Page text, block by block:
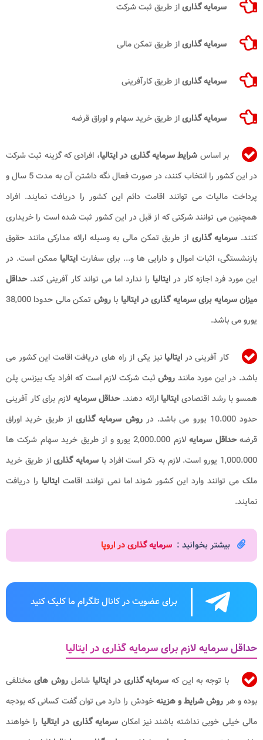
سرمایه گذاریاز طریق ثبت شرکت
سرمایه گذاریاز طریق تمکن مالی
سرمایه گذاریاز طریق کارآفرینی
سرمایه گذاریاز طریق خرید سهام و اوراق قرضه
بر اساس شرایط سرمایه گذاری در ایتالیا، افرادی که گزینه ثبت شرکت
در این کشور را انتخاب کنند، در صورت فعال نگه داشتن آن به مدت 5 سال و
پرداخت مالیات می توانند اقامت دائم این کشور را دریافت نمایند. افراد
همچنین می توانند شرکتی که از قبل در این کشور ثبت شده است را خریداری
کنند. سرمایه گذاری از طریق تمکن مالی به وسیله ارائه مدارکی مانند حقوق
بازنشستگی، اثبات اموال و دارایی ها و... برای سفارتایتالیا ممکن است. در
این مورد فرد اجازه کار در ایتالیا را ندارد اما می تواند کار آفرینی کند.حداقل
میزان سرمایه برای سرمایه گذاری در ایتالیا باروش
تمکن مالی حدودا 38,000
یورو می باشد.
کار آفرینی در ایتالیا نیز یکی از راه های دریافت اقامت این کشور می
باشد. در این مورد مانندروشثبت شرکت لازم است که افراد یک بیزنس پلن
همسو با رشد اقتصادی ایتالیا ارائه دهند.حداقل سرمایه لازم برای کار آفرینی
حدود 10.000 یورو می باشد. در
روش سرمایه گذاری از طریق خرید اوراق
قرضهحداقل سرمایه
لازم 2,000.000 یورو و از طریق خرید سهام شرکت ها
1,000.000 یورو است. لازم به ذکر است افراد با
سرمایه گذاریاز طریق خرید
ملک می توانند وارد این کشور شوند اما نمی توانند اقامت ایتالیا را دریافت
نمایند.
بیشتر بخوانید : سرمایه گذاری در اروپا
برای عضویت در کانال تلگرام ما کلیک کنید
حداقل سرمایه لازم برای سرمایه گذاری در ایتالیا
با توجه به این که سرمایه گذاری در ایتالیا شاملروش های مختلفی
بوده و هر روش شرایط و هزینهخودش را دارد می توان گفت کسانی که بودجه
مالی خیلی خوبی نداشته باشند نیز امکان سرمایه گذاری در ایتالیا را خواهند